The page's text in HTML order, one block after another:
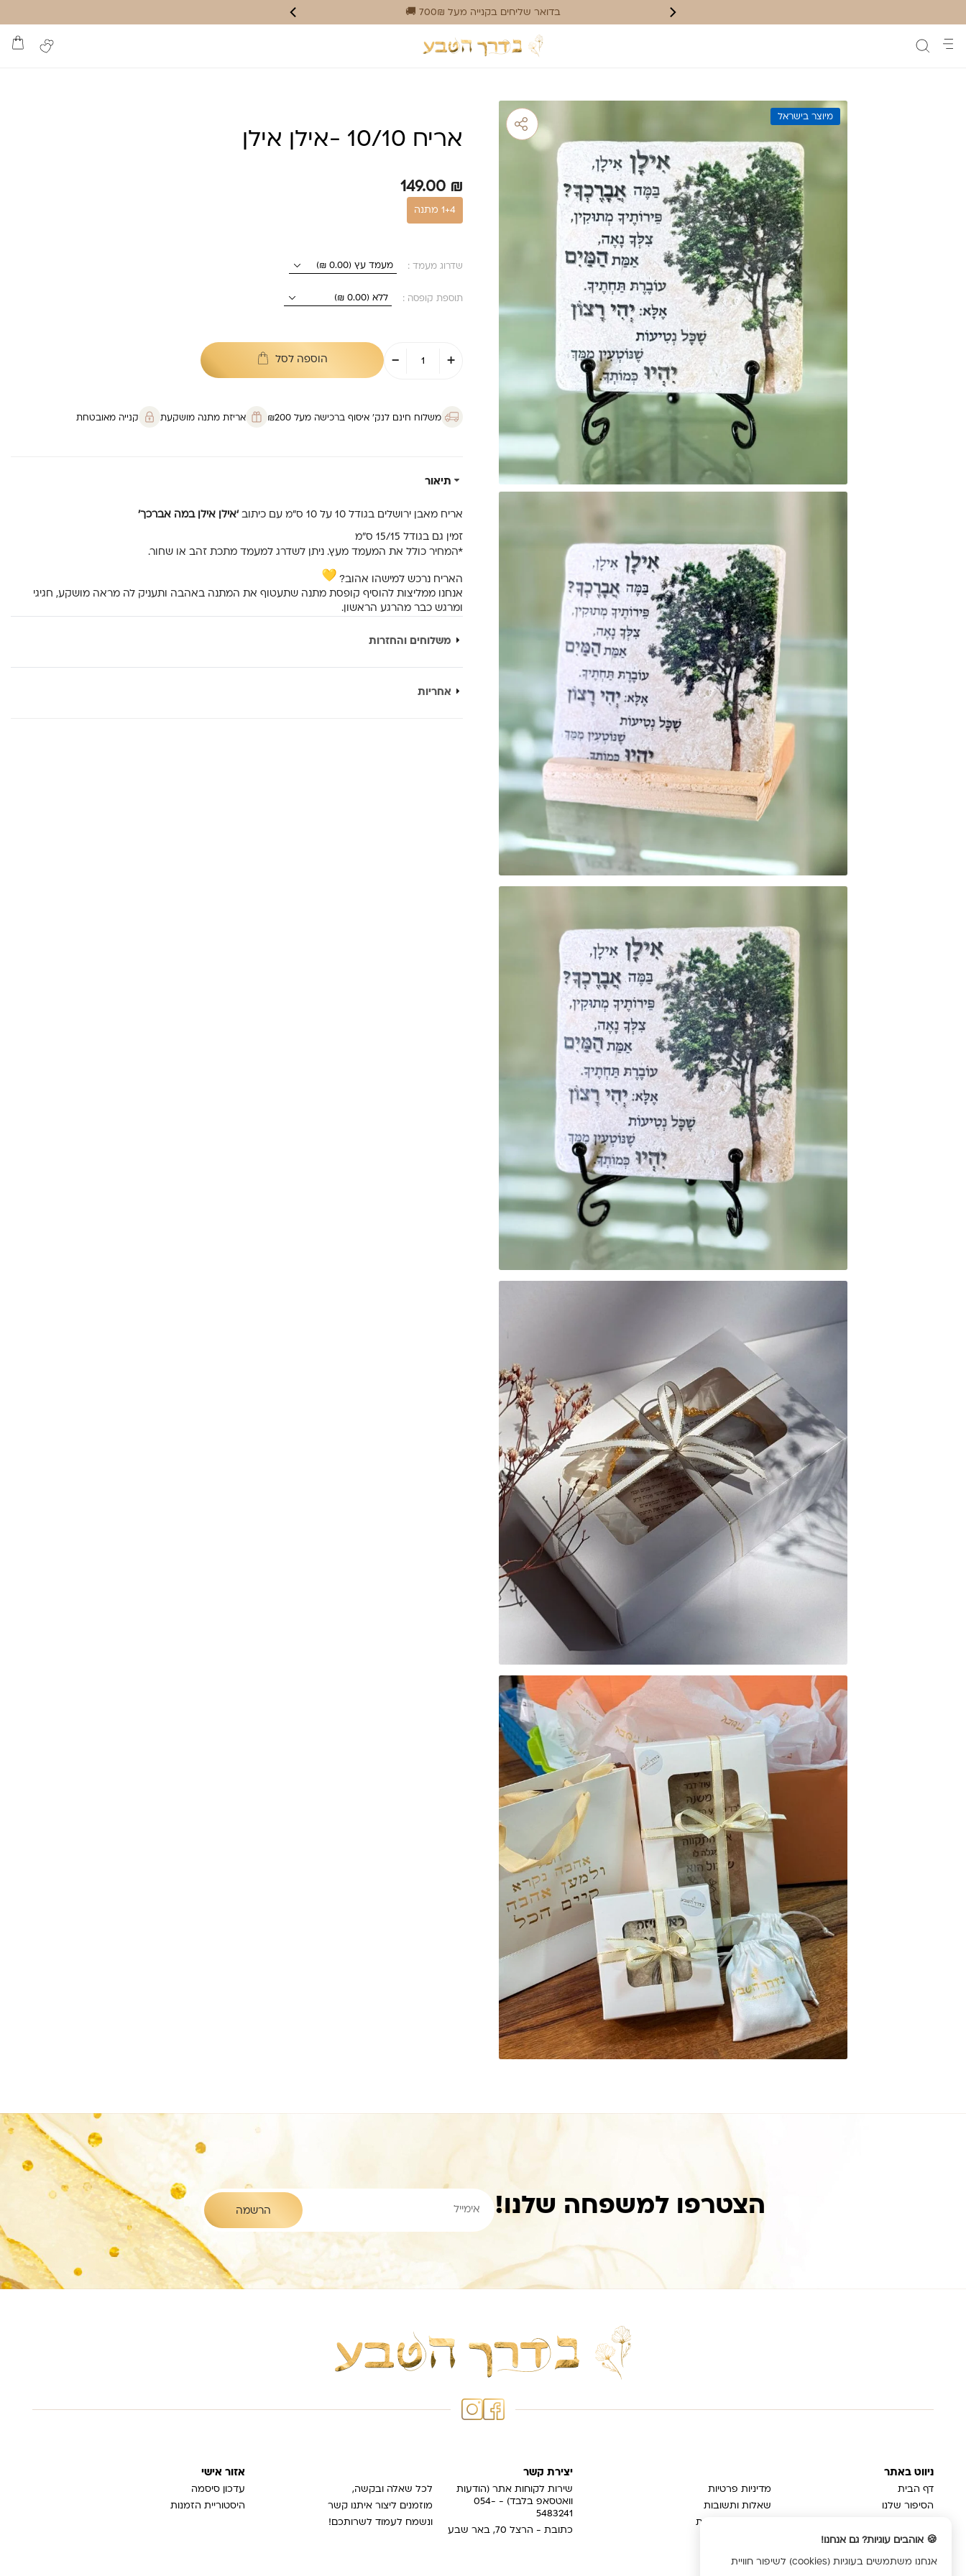
בדואר שליחים בקנייה מעל 700₪ 🚚
מיוצר בישראל
אריח 10/10 -אילן אילן
149.00 ₪
1+4 מתנה
שדרוג מעמד :
תוספת קופסה :
-
כמות
של
אריח
אילן
+ הוספה לסל
משלוח חינם לנק’ איסוף ברכישה מעל ₪200 אריזת מתנה מושקעת קנייה מאובטחת
תיאור
אריח מאבן ירושלים בגודל 10 על 10 ס”מ עם כיתוב ‘אילן אילן במה אברכך’
זמין גם בגודל 15/15 ס”מ
*המחיר כולל את המעמד מעץ. ניתן לשדרג למעמד מתכת זהב או שחור.
האריח נרכש למישהו אהוב?
אנחנו ממליצות להוסיף קופסת מתנה שתעטוף את המתנה באהבה ותעניק לה מראה מושקע, חגיגי
ומרגש כבר מהרגע הראשון.
משלוחים והחזרות
אחריות
הצטרפו למשפחה שלנו!
ניווט באתר
דף הבית
הסיפור שלנו
צור קשר
מדיניות פרטיות
שאלות ותשובות
משלוחים והחזרות
יצירת קשר
שירות לקוחות אתר (הודעות
וואטסאפ בלבד) - 054-
5483241
כתובת - הרצל 70, באר שבע
לכל שאלה ובקשה,
מוזמנים ליצור איתנו קשר
ונשמח לעמוד לשרותכם!
אזור אישי
עדכון סיסמה
היסטוריית הזמנות
🍪 אוהבים עוגיות? גם אנחנו!
אנחנו משתמשים בעוגיות (cookies) לשיפור חוויית